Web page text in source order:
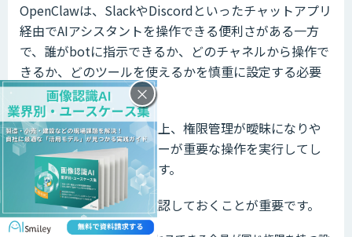
OpenClawは、SlackやDiscordといったチャットアプリ
経由でAIアシスタントを操作できる便利さがある一方
で、誰がbotに指示できるか、どのチャネルから操作で
きるか、どのツールを使えるかを慎重に設定する必要
があります。
チャット経由という特性上、権限管理が曖昧になりや
すく、意図しないユーザーが重要な操作を実行してし
まうリスクがあるためです。
特に、次のような点を確認しておくことが重要です。
×